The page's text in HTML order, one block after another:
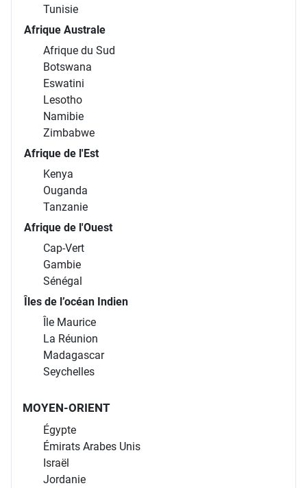
Tunisie
Afrique Australe
Afrique du Sud
Botswana
Eswatini
Lesotho
Namibie
Zimbabwe
Afrique de l'Est
Kenya
Ouganda
Tanzanie
Afrique de l'Ouest
Cap-Vert
Gambie
Sénégal
Îles de l’océan Indien
Île Maurice
La Réunion
Madagascar
Seychelles
MOYEN-ORIENT
Égypte
Émirats Arabes Unis
Israël
Jordanie